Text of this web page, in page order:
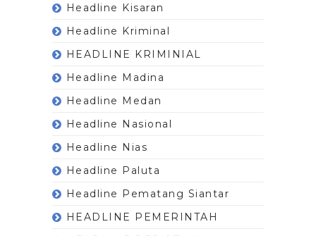
Headline Kisaran
Headline Kriminal
HEADLINE KRIMINIAL
Headline Madina
Headline Medan
Headline Nasional
Headline Nias
Headline Paluta
Headline Pematang Siantar
HEADLINE PEMERINTAH